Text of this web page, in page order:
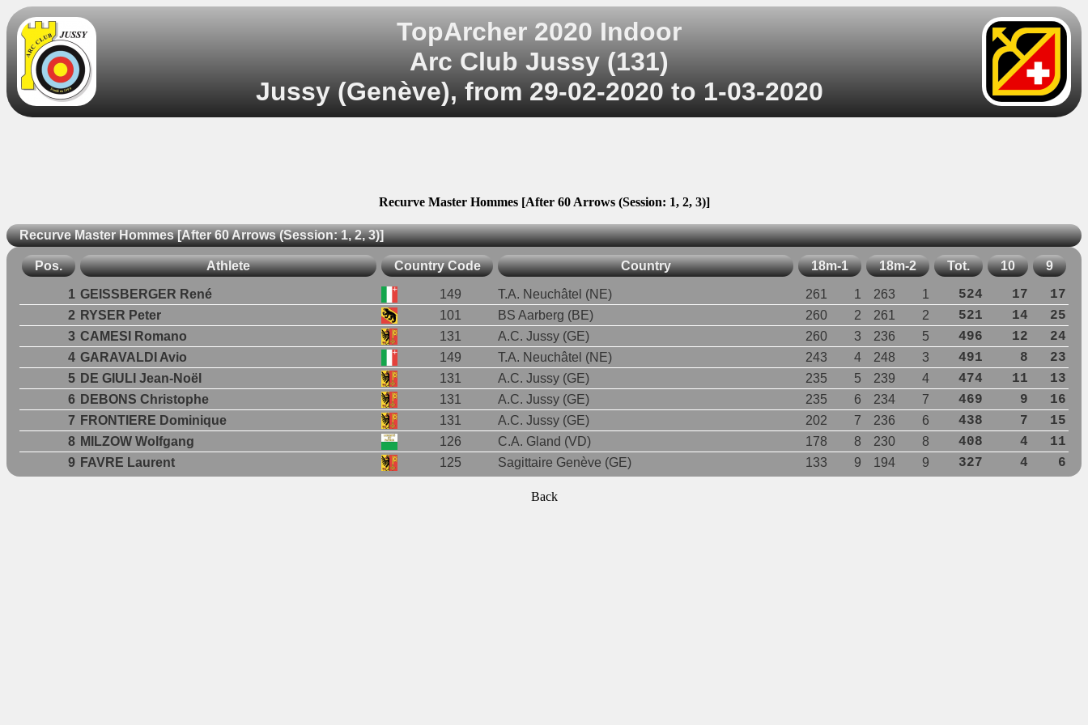
TopArcher 2020 Indoor
Arc Club Jussy (131)
Jussy (Genève), from 29-02-2020 to 1-03-2020
Recurve Master Hommes [After 60 Arrows (Session: 1, 2, 3)]
Recurve Master Hommes [After 60 Arrows (Session: 1, 2, 3)]
Pos. Athlete Country Code Country 18m-1 18m-2 Tot. 10 9
1 GEISSBERGER René 149 T.A. Neuchâtel (NE) 261 1 263 1 524 17 17
2 RYSER Peter 101 BS Aarberg (BE) 260 2 261 2 521 14 25
3 CAMESI Romano 131 A.C. Jussy (GE) 260 3 236 5 496 12 24
4 GARAVALDI Avio 149 T.A. Neuchâtel (NE) 243 4 248 3 491 8 23
5 DE GIULI Jean-Noël 131 A.C. Jussy (GE) 235 5 239 4 474 11 13
6 DEBONS Christophe 131 A.C. Jussy (GE) 235 6 234 7 469 9 16
7 FRONTIERE Dominique 131 A.C. Jussy (GE) 202 7 236 6 438 7 15
8 MILZOW Wolfgang 126 C.A. Gland (VD) 178 8 230 8 408 4 11
9 FAVRE Laurent 125 Sagittaire Genève (GE) 133 9 194 9 327 4 6
Back